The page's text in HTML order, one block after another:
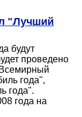
"Лучший
будут
проведено
года",
года".
года на